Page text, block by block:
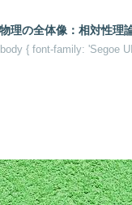
物理の全体像：相対性理
body { font-family: 'Segoe